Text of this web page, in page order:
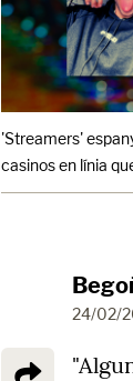
'Streamers'
casinos en línia
24/02/